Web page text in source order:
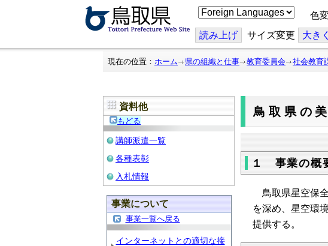
こ
の
ジ
を
翻
色
読み上げ サイズ変更 大き
現在の位置： ホーム 県の組織と仕事 教育委員会 社会教育
資料他
もどる
講師派遣一覧
各種表彰
入札情報
事業について
事業一覧へ戻る
インターネットとの適切な接
鳥取県の
１ 事業の概
鳥取県星空保
を深め、星空環
提供する。